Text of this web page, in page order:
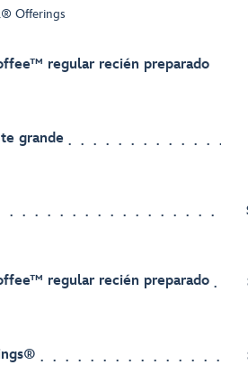
Offerings
regular recién preparado
grande
regular recién preparado